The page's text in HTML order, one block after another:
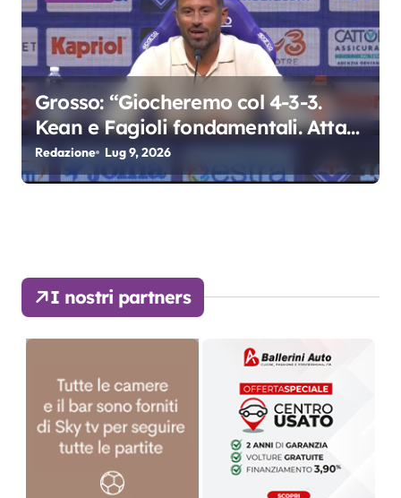
Grosso: “Giocheremo col 4-3-3.
Kean e Fagioli fondamentali. Atta
grande colpo”
Redazione Lug 9, 2026
I nostri partners